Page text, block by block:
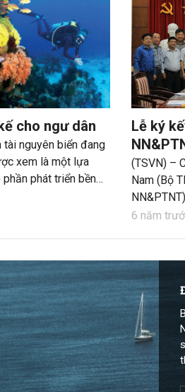
cho ngư dân
tài nguyên biển đang
xem là một lựa
phát triển bền
đổi sinh kế
Lễ ký
(TSVN) –
Nam (Bộ
công tác
Bộ giai
6 năm